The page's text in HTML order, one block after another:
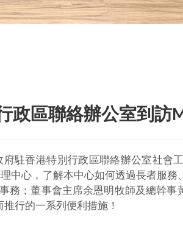
政區聯絡辦公室到訪
駐香港特別行政區聯絡辦公室社會
中心，了解本中心如何透過長者服務
務；董事會主席余恩明牧師及總幹事
行的一系列便利措施！